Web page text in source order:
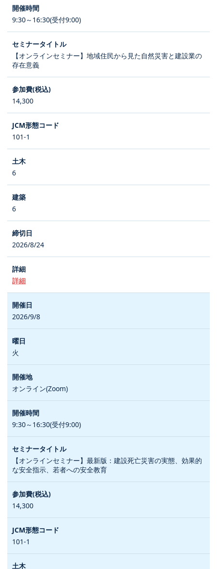
9:30～16:30(受付9:00)
【オンラインセミナー】地域住民から見た自然災害と建設業の
存在意義
14,300
101-1
6
6
2026/8/24
詳細
2026/9/8
火
オンライン(Zoom)
9:30～16:30(受付9:00)
【オンラインセミナー】最新版：建設死亡災害の実態、効果的
な安全指示、若者への安全教育
14,300
101-1